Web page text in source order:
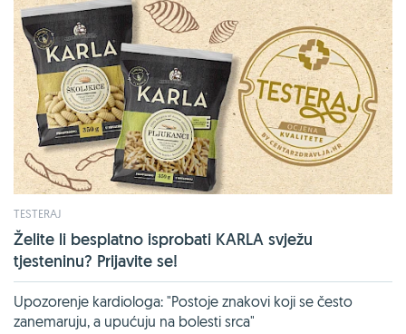
TESTERAJ
Želite li besplatno isprobati KARLA svježu
tjesteninu? Prijavite se!
Upozorenje kardiologa: "Postoje znakovi koji se često
zanemaruju, a upućuju na bolesti srca"